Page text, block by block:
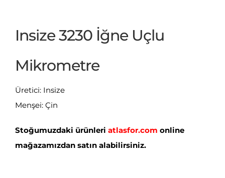
Insize 3230 İğne Uçlu
Mikrometre
Üretici: Insize
Menşei: Çin
Stoğumuzdaki ürünleri atlasfor.com online
mağazamızdan satın alabilirsiniz.